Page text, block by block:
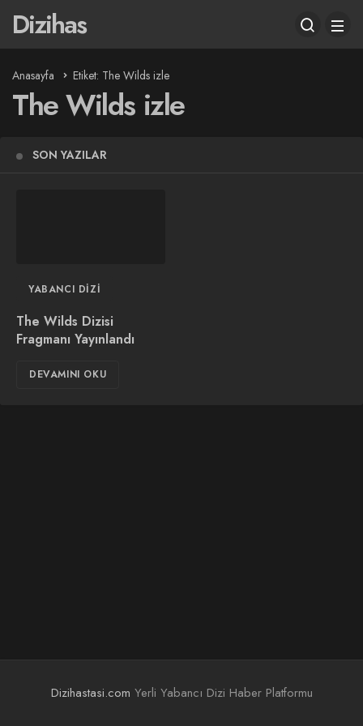
Dizihas
Anasayfa Etiket: The Wilds izle
The Wilds izle
SON YAZILAR
YABANCI DIZI
The Wilds Dizisi
Fragmanı Yayınlandı
DEVAMINI OKU
Dizihastasi.com Yerli Yabancı Dizi Haber Platformu